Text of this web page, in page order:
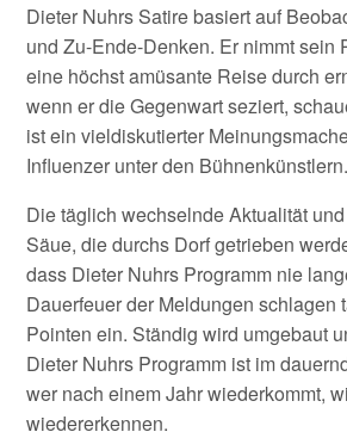
Dieter Nuhrs Satire basiert auf
und Zu-Ende-Denken. Er nimmt sein
eine höchst amüsante Reise durch
wenn er die Gegenwart seziert,
ist ein vieldiskutierter
Influenzer unter den Bühnenkünstlern.
Die täglich wechselnde Aktualität
Säue, die durchs Dorf getrieben
dass Dieter Nuhrs Programm nie
Dauerfeuer der Meldungen schlagen
Pointen ein. Ständig wird umgebaut
Dieter Nuhrs Programm ist im
wer nach einem Jahr wiederkommt,
wiedererkennen.